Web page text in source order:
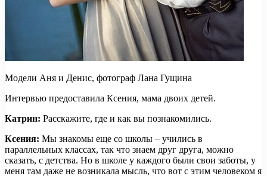
Модели Аня и Денис, фотограф Лана Гущина
Интервью предоставила Ксения, мама двоих детей.
Катрин: Расскажите, где и как вы познакомились.
Ксения: Мы знакомы еще со школы – учились в
параллельных классах, так что знаем друг друга, можно
сказать, с детства. Но в школе у каждого были свои заботы, у
меня там даже не возникала мысль, что вот с этим человеком я